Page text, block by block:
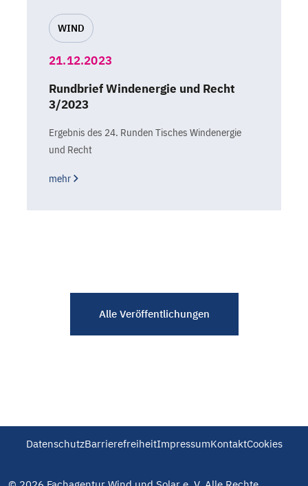
WIND
21.12.2023
Rundbrief Windenergie und Recht
3/2023
Ergebnis des 24. Runden Tisches Windenergie
und Recht
mehr
Alle Veröffentlichungen
DatenschutzBarrierefreiheitImpressumKontaktCookies